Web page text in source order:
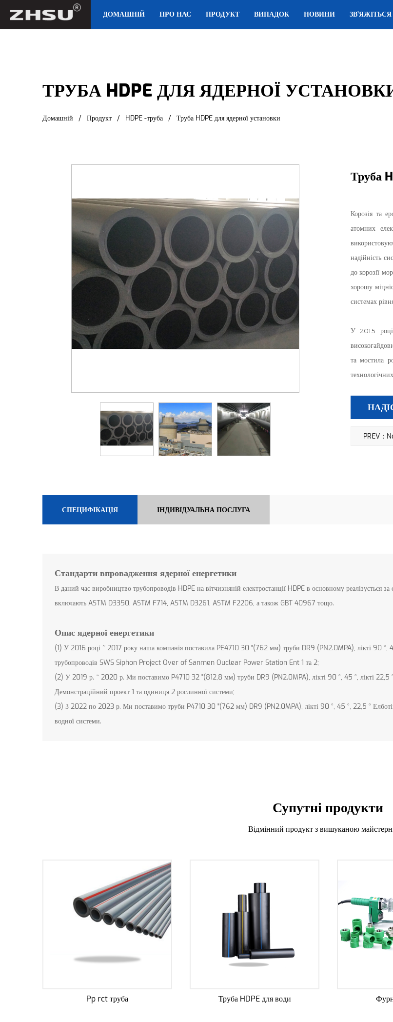
ДОМАШНІЙ ПРО НАС ПРОДУКТ ВИПАДОК НОВИНИ
ТРУБА HDPE ДЛЯ ЯДЕРНОЇ
Домашній / Продукт / HDPE -труба / Труба HDPE для ядерної установки
Труба
Корозія та
атомних
надійність
до корозії
хорошу
системах
У 2015 році
та мостила
PREV：
СПЕЦИФІКАЦІЯ ІНДИВІДУАЛЬНА ПОСЛУГА
Стандарти впровадження ядерної енергетики
В даний час виробництво трубопроводів HDPE на вітчизняній електростанції HDPE в основному реалізується
включають ASTM D3350, ASTM F714, ASTM D3261, ASTM F2206, а також GBT 40967 тощо.
Опис ядерної енергетики
(1) У 2016 році ~ 2017 року наша компанія поставила PE4710 30 "(762 мм) труби DR9 (PN2.0MPA), лікті 90 °,
трубопроводів SWS Siphon Project Over of Sanmen Ouclear Power Station Ent 1 та 2;
(2) У 2019 р. ~ 2020 р. Ми поставимо P4710 32 "(812,8 мм) труби DR9 (PN2.0MPA), лікті 90 °, 45 °, лікті 22,5
Демонстраційний проект 1 та одиниця 2 рослинної системи;
(3) З 2022 по 2023 р. Ми поставимо труби P4710 30 "(762 мм) DR9 (PN2.0MPA), лікті 90 °, 45 °, 22,5 ° Елботів,
водної системи.
Супутні продукти
Відмінний продукт з вишуканою
Труба HDPE для води Фурнітура PPR